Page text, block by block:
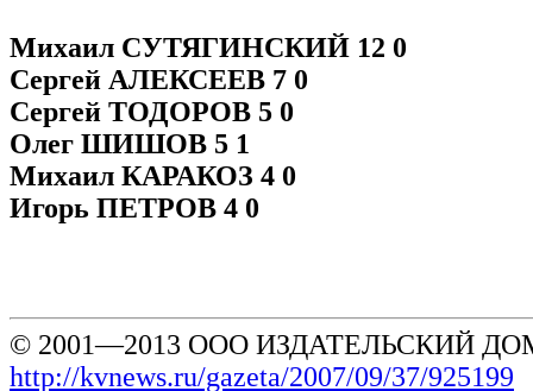
Михаил СУТЯГИНСКИЙ 12 0
Сергей АЛЕКСЕЕВ 7 0
Сергей ТОДОРОВ 5 0
Олег ШИШОВ 5 1
Михаил КАРАКОЗ 4 0
Игорь ПЕТРОВ 4 0
© 2001—2013 ООО ИЗДАТЕЛЬСКИЙ
http://kvnews.ru/gazeta/2007/09/37/925199